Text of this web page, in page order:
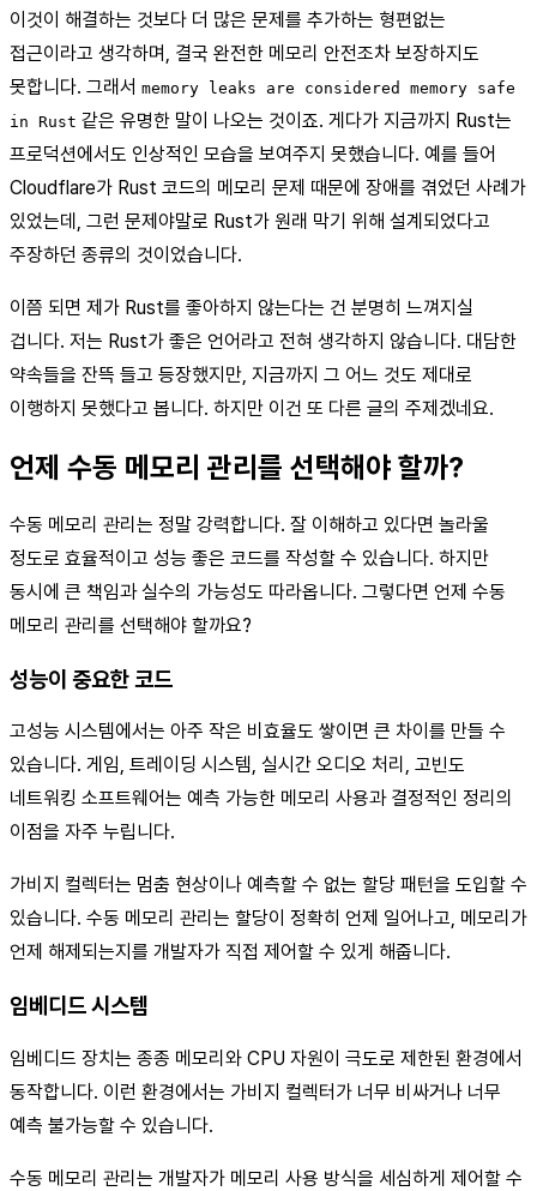
이것이 해결하는 것보다 더 많은 문제를 추가하는 형편없는
접근이라고 생각하며, 결국 완전한 메모리 안전조차 보장하지도
못합니다. 그래서 memory leaks are considered memory safe
in Rust 같은 유명한 말이 나오는 것이죠. 게다가 지금까지 Rust는
프로덕션에서도 인상적인 모습을 보여주지 못했습니다. 예를 들어
Cloudflare가 Rust 코드의 메모리 문제 때문에 장애를 겪었던 사례가
있었는데, 그런 문제야말로 Rust가 원래 막기 위해 설계되었다고
주장하던 종류의 것이었습니다.
이쯤 되면 제가 Rust를 좋아하지 않는다는 건 분명히 느껴지실
겁니다. 저는 Rust가 좋은 언어라고 전혀 생각하지 않습니다. 대담한
약속들을 잔뜩 들고 등장했지만, 지금까지 그 어느 것도 제대로
이행하지 못했다고 봅니다. 하지만 이건 또 다른 글의 주제겠네요.
언제 수동 메모리 관리를 선택해야 할까?
수동 메모리 관리는 정말 강력합니다. 잘 이해하고 있다면 놀라울
정도로 효율적이고 성능 좋은 코드를 작성할 수 있습니다. 하지만
동시에 큰 책임과 실수의 가능성도 따라옵니다. 그렇다면 언제 수동
메모리 관리를 선택해야 할까요?
성능이 중요한 코드
고성능 시스템에서는 아주 작은 비효율도 쌓이면 큰 차이를 만들 수
있습니다. 게임, 트레이딩 시스템, 실시간 오디오 처리, 고빈도
네트워킹 소프트웨어는 예측 가능한 메모리 사용과 결정적인 정리의
이점을 자주 누립니다.
가비지 컬렉터는 멈춤 현상이나 예측할 수 없는 할당 패턴을 도입할 수
있습니다. 수동 메모리 관리는 할당이 정확히 언제 일어나고, 메모리가
언제 해제되는지를 개발자가 직접 제어할 수 있게 해줍니다.
임베디드 시스템
임베디드 장치는 종종 메모리와 CPU 자원이 극도로 제한된 환경에서
동작합니다. 이런 환경에서는 가비지 컬렉터가 너무 비싸거나 너무
예측 불가능할 수 있습니다.
수동 메모리 관리는 개발자가 메모리 사용 방식을 세심하게 제어할 수